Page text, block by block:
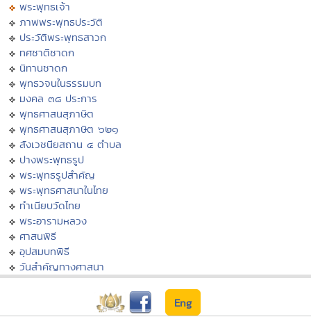
พระพุทธเจ้า
ภาพพระพุทธประวัติ
ประวัติพระพุทธสาวก
ทศชาติชาดก
นิทานชาดก
พุทธวจนในธรรมบท
มงคล ๓๘ ประการ
พุทธศาสนสุภาษิต
พุทธศาสนสุภาษิต ๖๒๑
สังเวชนียสถาน ๔ ตำบล
ปางพระพุทธรูป
พระพุทธรูปสำคัญ
พระพุทธศาสนาในไทย
ทำเนียบวัดไทย
พระอารามหลวง
ศาสนพิธี
อุปสมบทพิธี
วันสำคัญทางศาสนา
Eng